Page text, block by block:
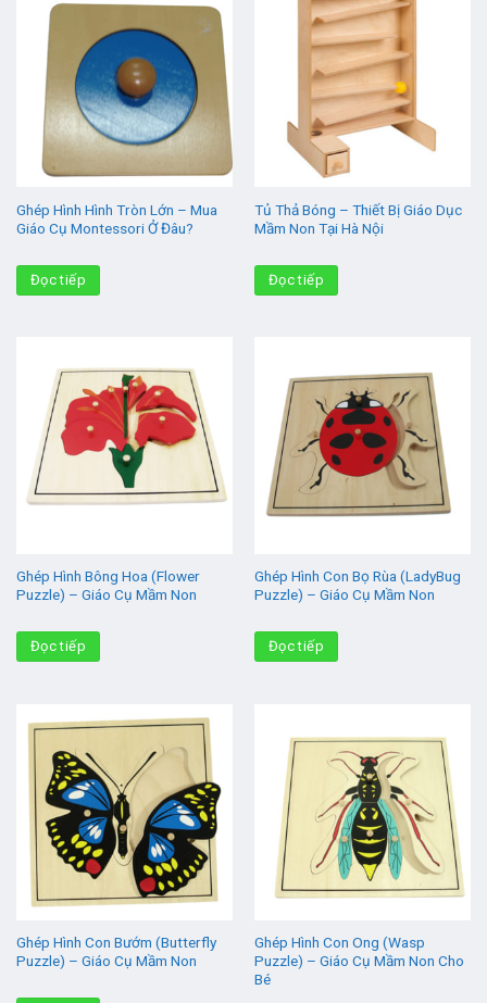
Ghép Hình Hình Tròn Lớn – Mua
Giáo Cụ Montessori Ở Đâu?
Đọc tiếp
Tủ Thả Bóng – Thiết Bị Giáo Dục
Mầm Non Tại Hà Nội
Đọc tiếp
Ghép Hình Bông Hoa (Flower
Puzzle) – Giáo Cụ Mầm Non
Đọc tiếp
Ghép Hình Con Bọ Rùa (LadyBug
Puzzle) – Giáo Cụ Mầm Non
Đọc tiếp
Ghép Hình Con Bướm (Butterfly
Puzzle) – Giáo Cụ Mầm Non
Ghép Hình Con Ong (Wasp
Puzzle) – Giáo Cụ Mầm Non Cho
Bé